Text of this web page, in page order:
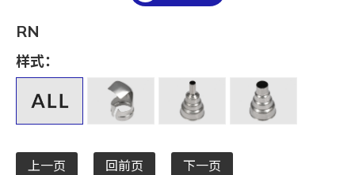
厚度 T (mm)
RN
样式：
上一页 回前页 下一页